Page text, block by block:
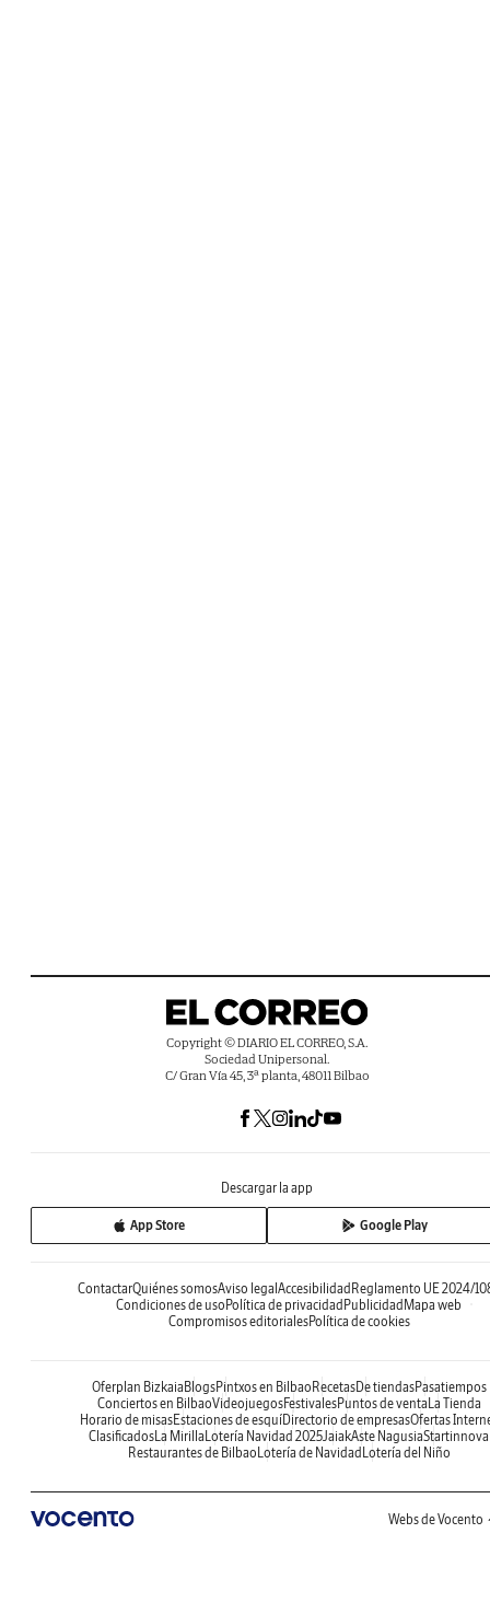
Copyright © DIARIO EL CORREO, S.A.
Sociedad Unipersonal.
C/ Gran Vía 45, 3ª planta, 48011 Bilbao
Descargar la app
App Store Google Play
ContactarQuiénes somosAviso legal Accesibilidad Reglamento UE 2024/
Condiciones de uso Política de privacidad Publicidad Mapa web
Compromisos editorialesPolítica de cookies
Oferplan Bizkaia BlogsPintxos en Bilbao RecetasDe tiendasPasatiempos
Conciertos en BilbaoVideojuegosFestivalesPuntos de venta La Tienda
Horario de misasEstaciones de esquíDirectorio de empresasOfertas
Clasificados La Mirilla Lotería Navidad 2025JaiakAste NagusiaStartinnova
Restaurantes de Bilbao Lotería de Navidad Lotería del Niño
Webs de Vocento